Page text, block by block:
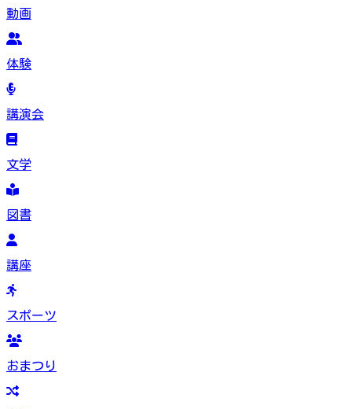
動画
体験
講演会
文学
図書
講座
スポーツ
おまつり